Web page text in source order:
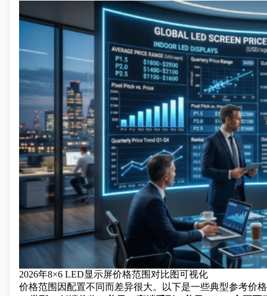
2026年8×6 LED显示屏价格范围对比图可视化
价格范围因配置不同而差异很大。以下是一些典型参考价